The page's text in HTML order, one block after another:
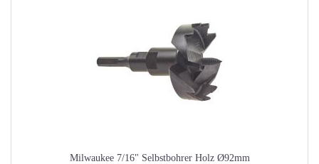
Milwaukee 7/16" Selbstbohrer Holz Ø92mm